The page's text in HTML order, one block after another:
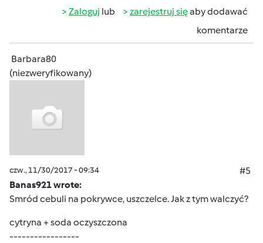
Zaloguj lub zarejestruj sięaby dodawać
komentarze
Barbara80
(niezweryfikowany)
czw., 11/30/2017 - 09:34
#5
Banas921 wrote:
Smród cebuli na pokrywce, uszczelce. Jak z tym walczyć?
cytryna + soda oczyszczona
-----------------